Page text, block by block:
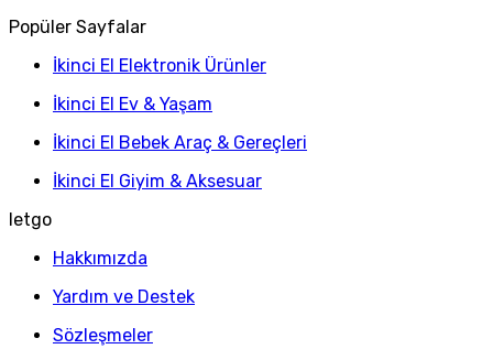
Popüler Sayfalar
İkinci El Elektronik Ürünler
İkinci El Ev & Yaşam
İkinci El Bebek Araç & Gereçleri
İkinci El Giyim & Aksesuar
letgo
Hakkımızda
Yardım ve Destek
Sözleşmeler